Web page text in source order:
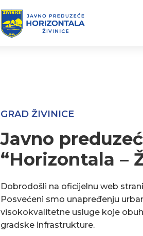
GRAD ŽIVINICE
Javno
“Horizontala –
Dobrodošli na oficijelnu web
Posvećeni smo unapređenju
visokokvalitetne usluge koje
gradske infrastrukture.